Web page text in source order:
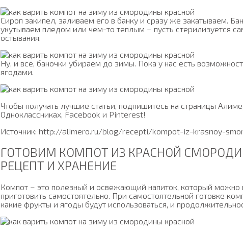
Сироп закипел, заливаем его в банку и сразу же закатываем.
укутываем пледом или чем-то теплым – пусть стерилизуется
остывания.
Ну, и все, баночки убираем до зимы. Пока у нас есть
ягодами.
Чтобы получать лучшие статьи, подпишитесь на страницы
Одноклассниках, Facebook и Pinterest!
Источник: http://alimero.ru/blog/recepti/kompot-iz-krasnoy-
ГОТОВИМ КОМПОТ ИЗ КРАСНОЙ
РЕЦЕПТ И ХРАНЕНИЕ
Компот – это полезный и освежающий напиток, который можно
приготовить самостоятельно. При самостоятельной готовке
какие фрукты и ягоды будут использоваться, и